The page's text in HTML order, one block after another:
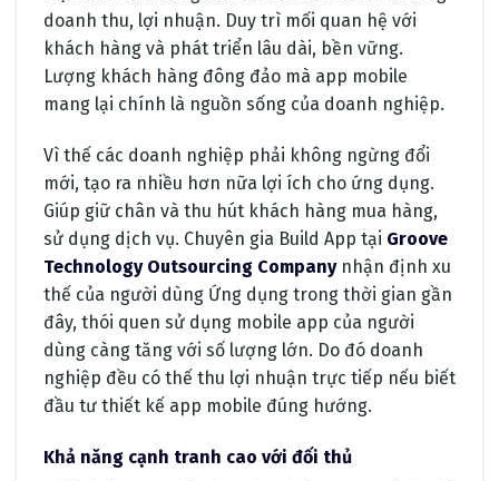
doanh thu, lợi nhuận. Duy trì mối quan hệ với
khách hàng và phát triển lâu dài, bền vững.
Lượng khách hàng đông đảo mà app mobile
mang lại chính là nguồn sống của doanh nghiệp.
Vì thế các doanh nghiệp phải không ngừng đổi
mới, tạo ra nhiều hơn nữa lợi ích cho ứng dụng.
Giúp giữ chân và thu hút khách hàng mua hàng,
sử dụng dịch vụ. Chuyên gia Build App tại Groove
Technology Outsourcing Companynhận định xu
thế của người dùng Ứng dụng trong thời gian gần
đây, thói quen sử dụng mobile app của người
dùng càng tăng với số lượng lớn. Do đó doanh
nghiệp đều có thế thu lợi nhuận trực tiếp nếu biết
đầu tư thiết kế app mobile đúng hướng.
Khả năng cạnh tranh cao với đối thủ